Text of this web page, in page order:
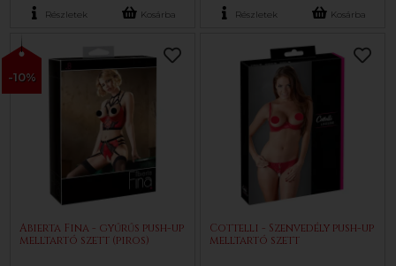
Részletek Kosárba Részletek Kosárba
-10%
Abierta Fina - gyűrűs push-up
melltartó szett (piros)
Cottelli - Szenvedély push-up
melltartó szett